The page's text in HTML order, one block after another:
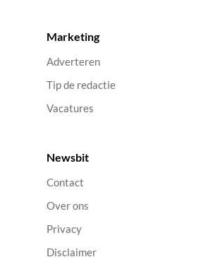
Marketing
Adverteren
Tip de redactie
Vacatures
Newsbit
Contact
Over ons
Privacy
Disclaimer